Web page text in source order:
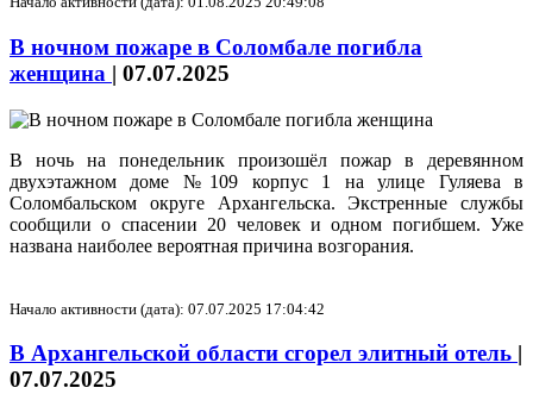
В ночном пожаре в Соломбале погибла
женщина | 07.07.2025
В ночь на понедельник произошёл пожар в деревянном
двухэтажном доме №109 корпус 1 на улице Гуляева в
Соломбальском округе Архангельска. Экстренные службы
сообщили о спасении 20 человек и одном погибшем. Уже
названа наиболее вероятная причина возгорания.
Начало активности (дата): 07.07.2025 17:04:42
В Архангельской области сгорел элитный отель |
07.07.2025